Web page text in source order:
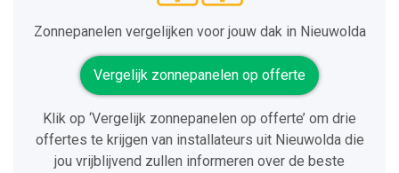
Zonnepanelen vergelijken voor jouw dak in Nieuwolda
Vergelijk zonnepanelen op offerte
Klik op ‘Vergelijk zonnepanelen op offerte’ om drie
offertes te krijgen van installateurs uit Nieuwolda die
jou vrijblijvend zullen informeren over de beste